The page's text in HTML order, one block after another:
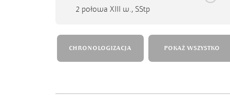
2 połowa XIII w., SStp
CHRONOLOGIZACJA POKAŻ WSZYSTKO